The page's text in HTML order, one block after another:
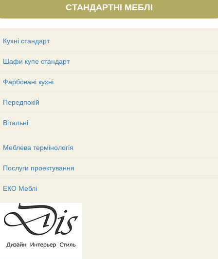
СТАНДАРТНІ МЕБЛІ
Кухні стандарт
Шафи купе стандарт
Фарбовані кухні
Передпокій
Вітальні
Меблева термінологія
Послуги проектування
ЕКО Меблі